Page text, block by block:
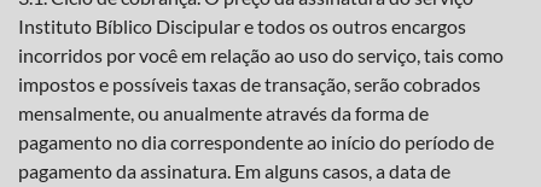
Instituto Bíblico Discipular e todos os outros encargos
incorridos por você em relação ao uso do serviço, tais como
impostos e possíveis taxas de transação, serão cobrados
mensalmente, ou anualmente através da forma de
pagamento no dia correspondente ao início do período de
pagamento da assinatura. Em alguns casos, a data de